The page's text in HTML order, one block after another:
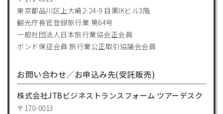
東京都品川区上大崎2-24-9 目黒IKビル3階
観光庁長官登録旅行業 第64号
一般社団法人日本旅行業協会正会員
ボンド保証会員 旅行業公正取引協議会会員
お問い合わせ／お申込み先(受託販売)
株式会社JTBビジネストランスフォーム ツアーデスク
〒170-0013